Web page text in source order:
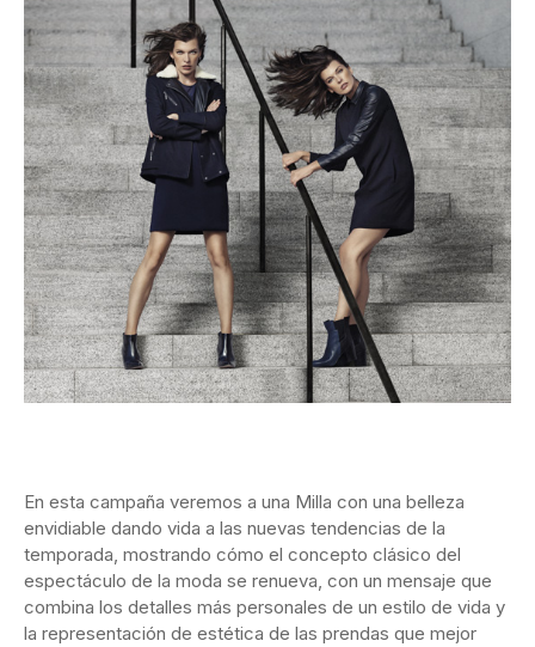
En esta campaña veremos a una Milla con una belleza
envidiable dando vida a las nuevas tendencias de la
temporada, mostrando cómo el concepto clásico del
espectáculo de la moda se renueva, con un mensaje que
combina los detalles más personales de un estilo de vida y
la representación de estética de las prendas que mejor